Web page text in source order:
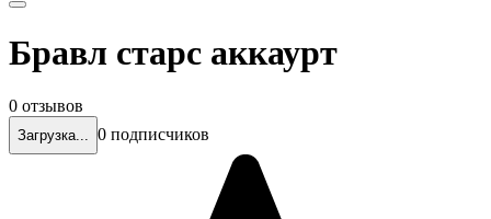
Бравл старс аккаурт
0 отзывов
Загрузка... 0 подписчиков